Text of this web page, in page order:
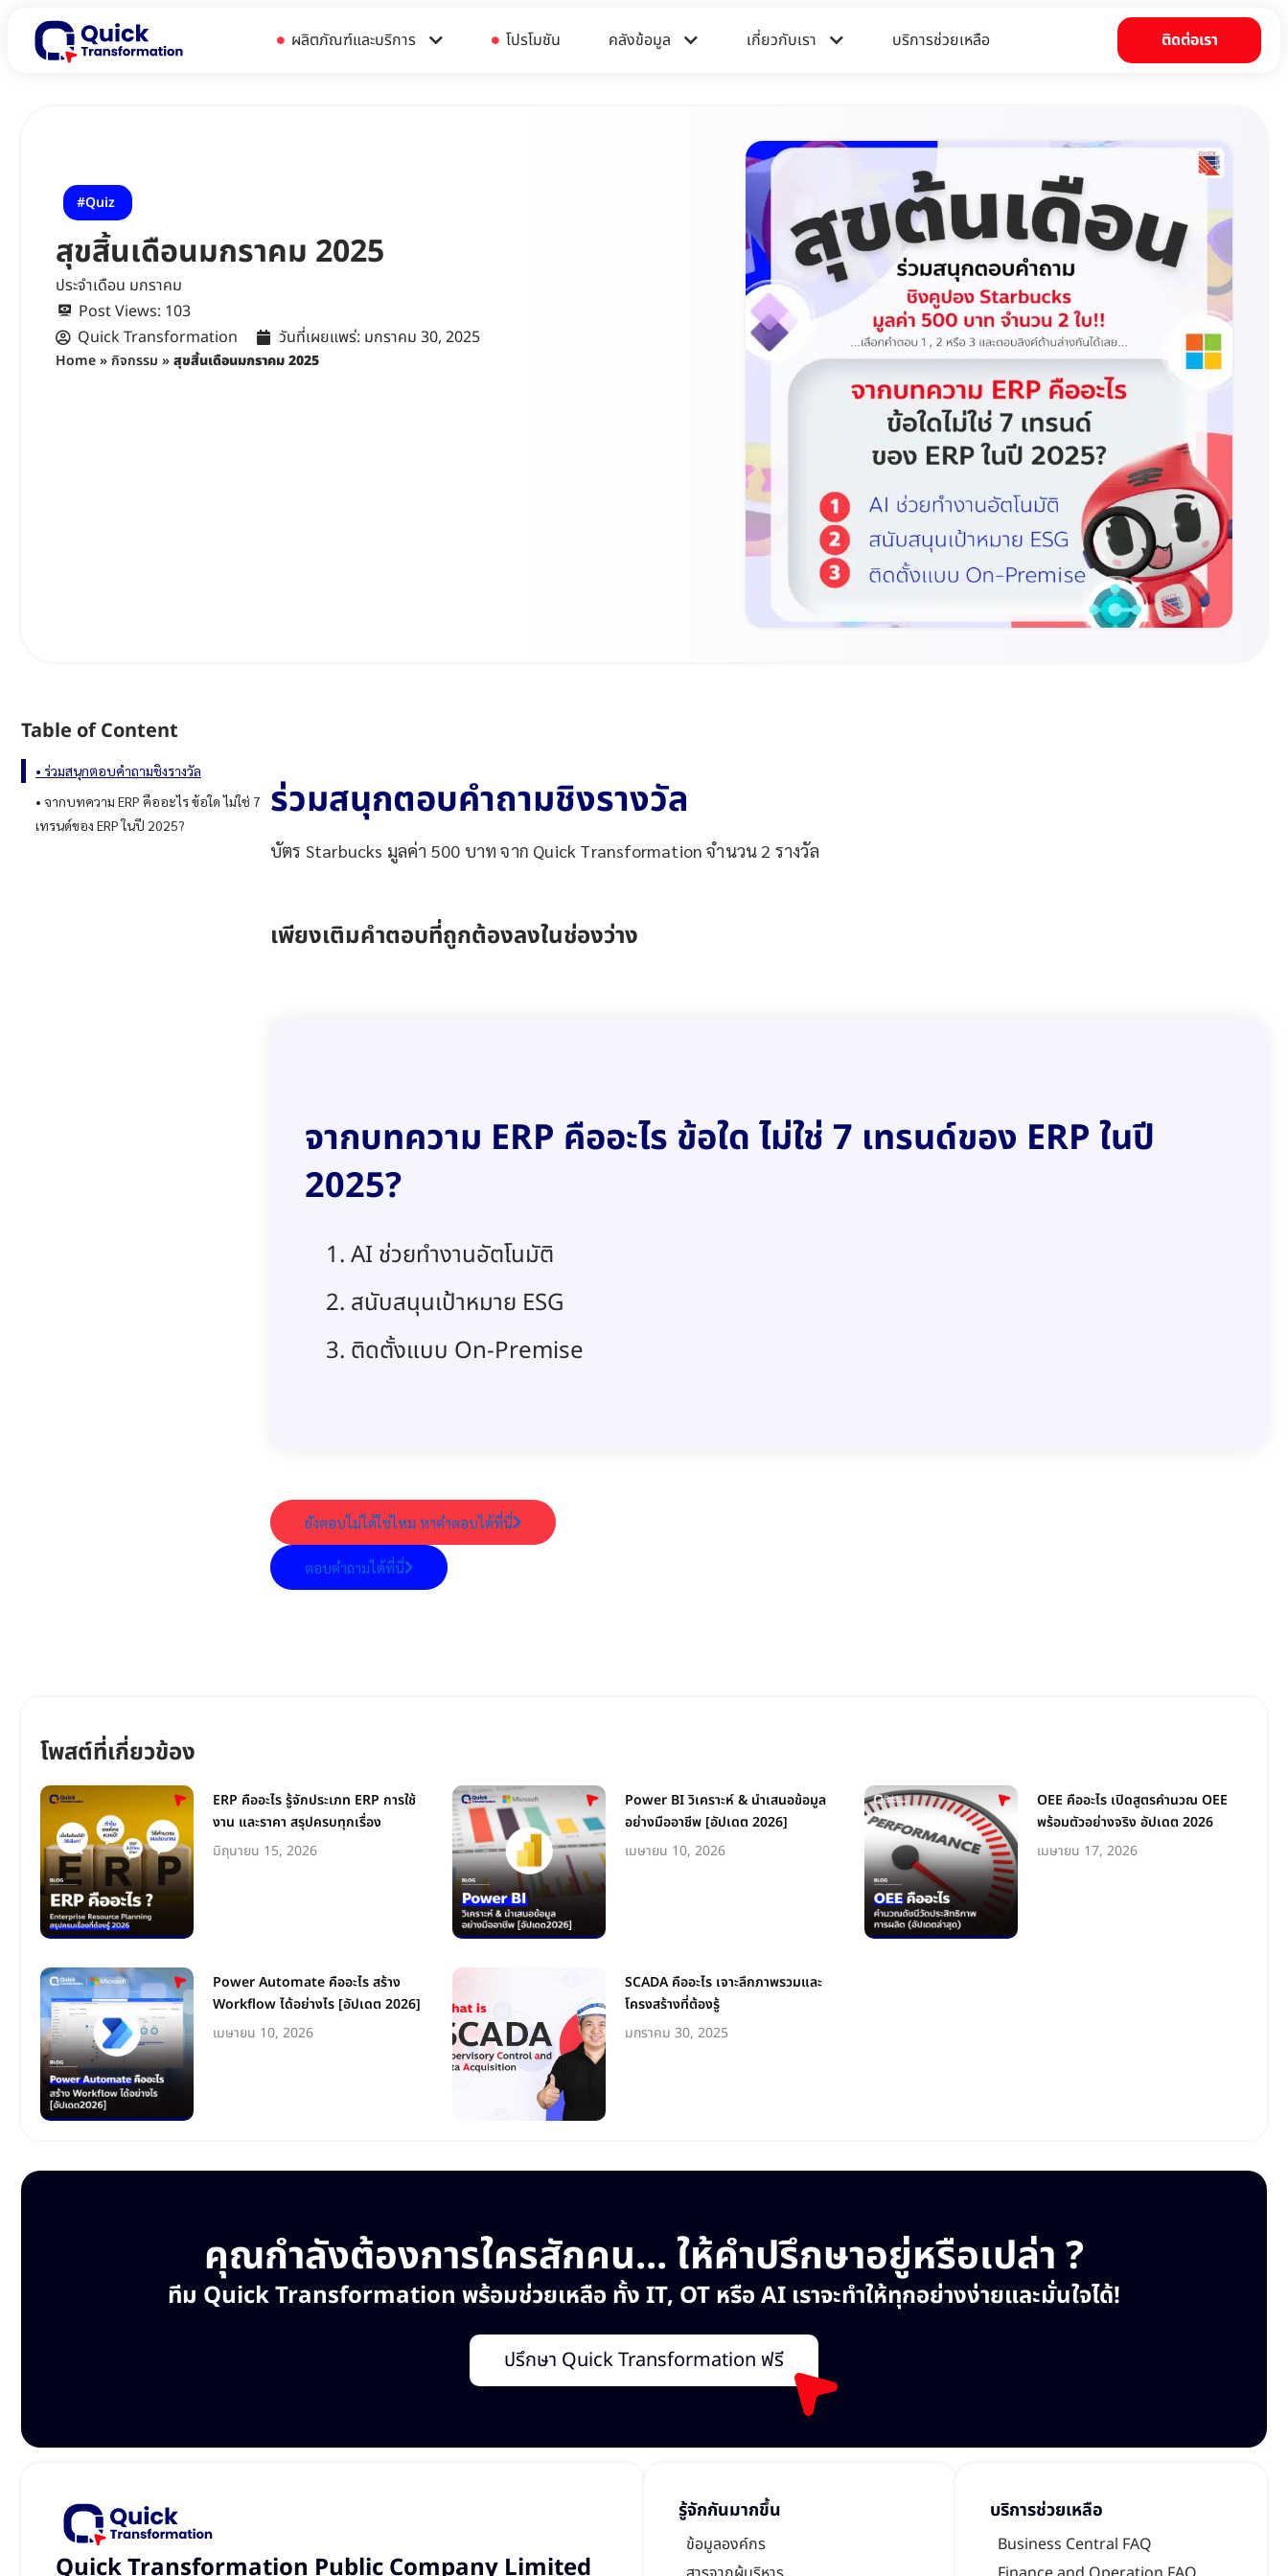
ผลิตภัณฑ์และบริการ โปรโมชัน คลังข้อมูล​​ เกี่ยวกับเรา บริการช่วยเหลือ ติดต่อเรา
Quiz
สุขสิ้นเดือนมกราคม 2025
ประจำเดือน มกราคม
Post Views: 103
Quick Transformation
วันที่เผยแพร่: มกราคม 30, 2025
Home»กิจกรรม »สุขสิ้นเดือนมกราคม 2025
Table of Content
ร่วมสนุกตอบคำถามชิงรางวัล
จากบทความ ERP คืออะไร ข้อใด ไม่ใช่ 7
เทรนด์ของ ERP ในปี 2025?
ร่วมสนุกตอบคำถามชิงรางวัล
บัตร Starbucks มูลค่า 500 บาท จาก Quick Transformation จำนวน 2 รางวัล
เพียงเติมคำตอบที่ถูกต้องลงในช่องว่าง
จากบทความ ERP คืออะไร ข้อใด ไม่ใช่ 7 เทรนด์ของ ERP ในปี
2025?
AI ช่วยทำงานอัตโนมัติ
สนับสนุนเป้าหมาย ESG
ติดตั้งแบบ On-Premise
ยังตอบไม่ได้ใช่ไหม หาคำตอบได้ที่นี่
ตอบคำถามได้ที่นี่
โพสต์ที่เกี่ยวข้อง
ERP คืออะไร รู้จักประเภท ERP การใช้
งาน และราคา สรุปครบทุกเรื่อง
มิถุนายน 15, 2026
Power BI วิเคราะห์ & นำเสนอข้อมูล
อย่างมืออาชีพ [อัปเดต 2026]
เมษายน 10, 2026
OEE คืออะไร เปิดสูตรคำนวณ OEE
พร้อมตัวอย่างจริง อัปเดต 2026
เมษายน 17, 2026
Power Automate คืออะไร สร้าง
Workflow ได้อย่างไร [อัปเดต 2026]
เมษายน 10, 2026
SCADA คืออะไร เจาะลึกภาพรวมและ
โครงสร้างที่ต้องรู้
มกราคม 30, 2025
คุณกำลังต้องการใครสักคน... ให้คำปรึกษาอยู่หรือเปล่า ?
ทีม Quick Transformation พร้อมช่วยเหลือ ทั้ง IT, OT หรือ AI เราจะทำให้ทุกอย่างง่ายและมั่นใจได้!
ปรึกษา Quick Transformation ฟรี
Quick Transformation Public Company Limited
รู้จักกันมากขึ้น
ข้อมูลองค์กร
บริการช่วยเหลือ
Business Central FAQ